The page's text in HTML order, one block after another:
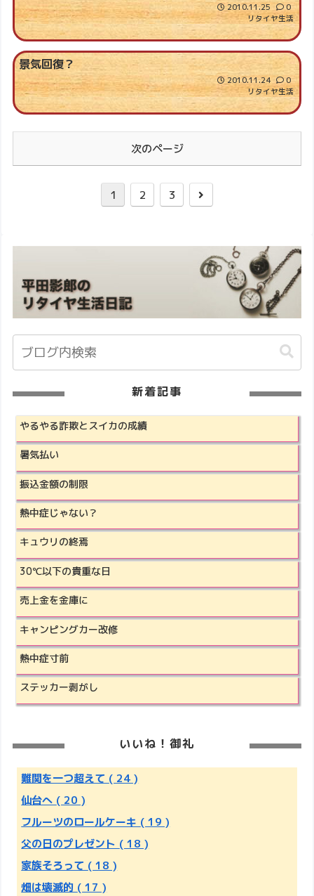
2010.11.25
0
リタイヤ生活
景気回復？
2010.11.24
0
リタイヤ生活
次のページ
1 2 3
新着記事
やるやる詐欺とスイカの成績
暑気払い
振込金額の制限
熱中症じゃない？
キュウリの終焉
30℃以下の貴重な日
売上金を金庫に
キャンピングカー改修
熱中症寸前
ステッカー剥がし
いいね！御礼
難関を一つ超えて ( 24 )
仙台へ ( 20 )
フルーツのロールケーキ ( 19 )
父の日のプレゼント ( 18 )
家族そろって ( 18 )
畑は壊滅的 ( 17 )